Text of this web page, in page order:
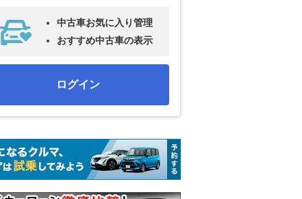
中古車お気に入り管理
おすすめ中古車の表示
ログイン